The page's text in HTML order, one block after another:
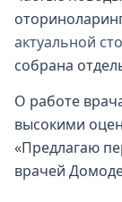
актуальной
собрана
О работе
высокими
«Предлагаю
врачей